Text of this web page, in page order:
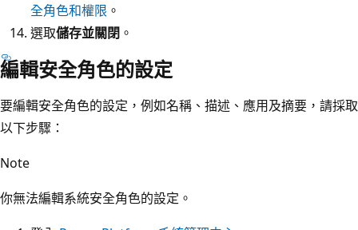
全角色和權限 。
選取儲存並關閉 。
編輯安全角色的設定
要編輯安全角色的設定，例如名稱、描述、應用及摘要，請採取
以下步驟：
Note
你無法編輯系統安全角色的設定。